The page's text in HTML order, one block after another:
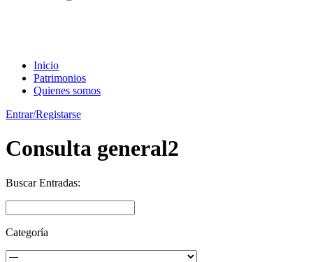
Inicio
Patrimonios
Quienes somos
Entrar/Registarse
Consulta general2
Buscar Entradas:
Categoría